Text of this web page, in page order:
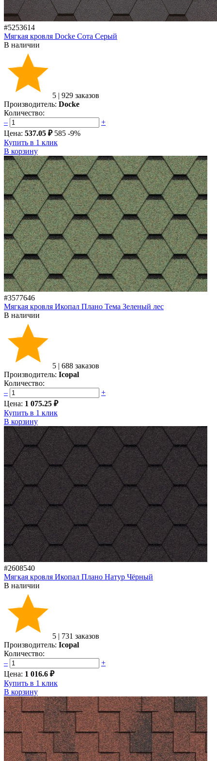
#5253614
Мягкая кровля Docke Сота Серый
В наличии
5 | 929 заказов
Производитель: Docke
Количество:
–
+
Цена: 537.05 ₽ 585 -9%
Купить в 1 клик
В корзину
#3577646
Мягкая кровля Икопал Плано Тема Зеленый лес
В наличии
5 | 688 заказов
Производитель: Icopal
Количество:
–
+
Цена: 1 075.25 ₽
Купить в 1 клик
В корзину
#2608540
Мягкая кровля Икопал Плано Натур Чёрный
В наличии
5 | 731 заказов
Производитель: Icopal
Количество:
–
+
Цена: 1 016.6 ₽
Купить в 1 клик
В корзину